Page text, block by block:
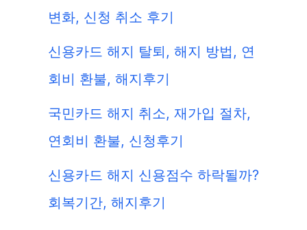
변화, 신청 취소 후기
신용카드 해지 탈퇴, 해지 방법, 연
회비 환불, 해지후기
국민카드 해지 취소, 재가입 절차,
연회비 환불, 신청후기
신용카드 해지 신용점수 하락될까?
회복기간, 해지후기